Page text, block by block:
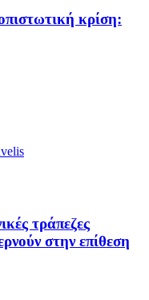
κρίση:
τράπεζες
στην επίθεση